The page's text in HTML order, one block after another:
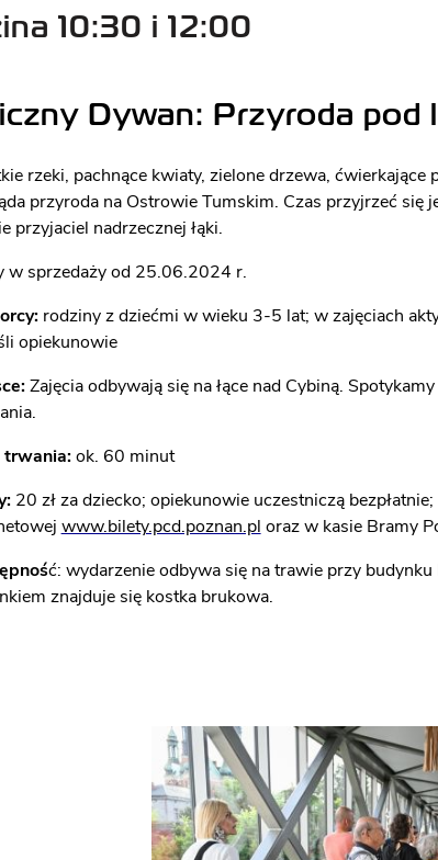
10:30 i 12:00
Dywan: Przyroda pod
rzeki, pachnące kwiaty, zielone drzewa, ćwierkające
przyroda na Ostrowie Tumskim. Czas przyjrzeć się
przyjaciel nadrzecznej łąki.
w sprzedaży od 25.06.2024 r.
rodziny z dziećmi w wieku 3-5 lat; w zajęciach
opiekunowie
Zajęcia odbywają się na łące nad Cybiną.
trwania:ok. 60 minut
20 zł za dziecko; opiekunowie uczestniczą
www.bilety.pcd.poznan.pl oraz w kasie Bramy
ć: wydarzenie odbywa się na trawie przy
znajduje się kostka brukowa.